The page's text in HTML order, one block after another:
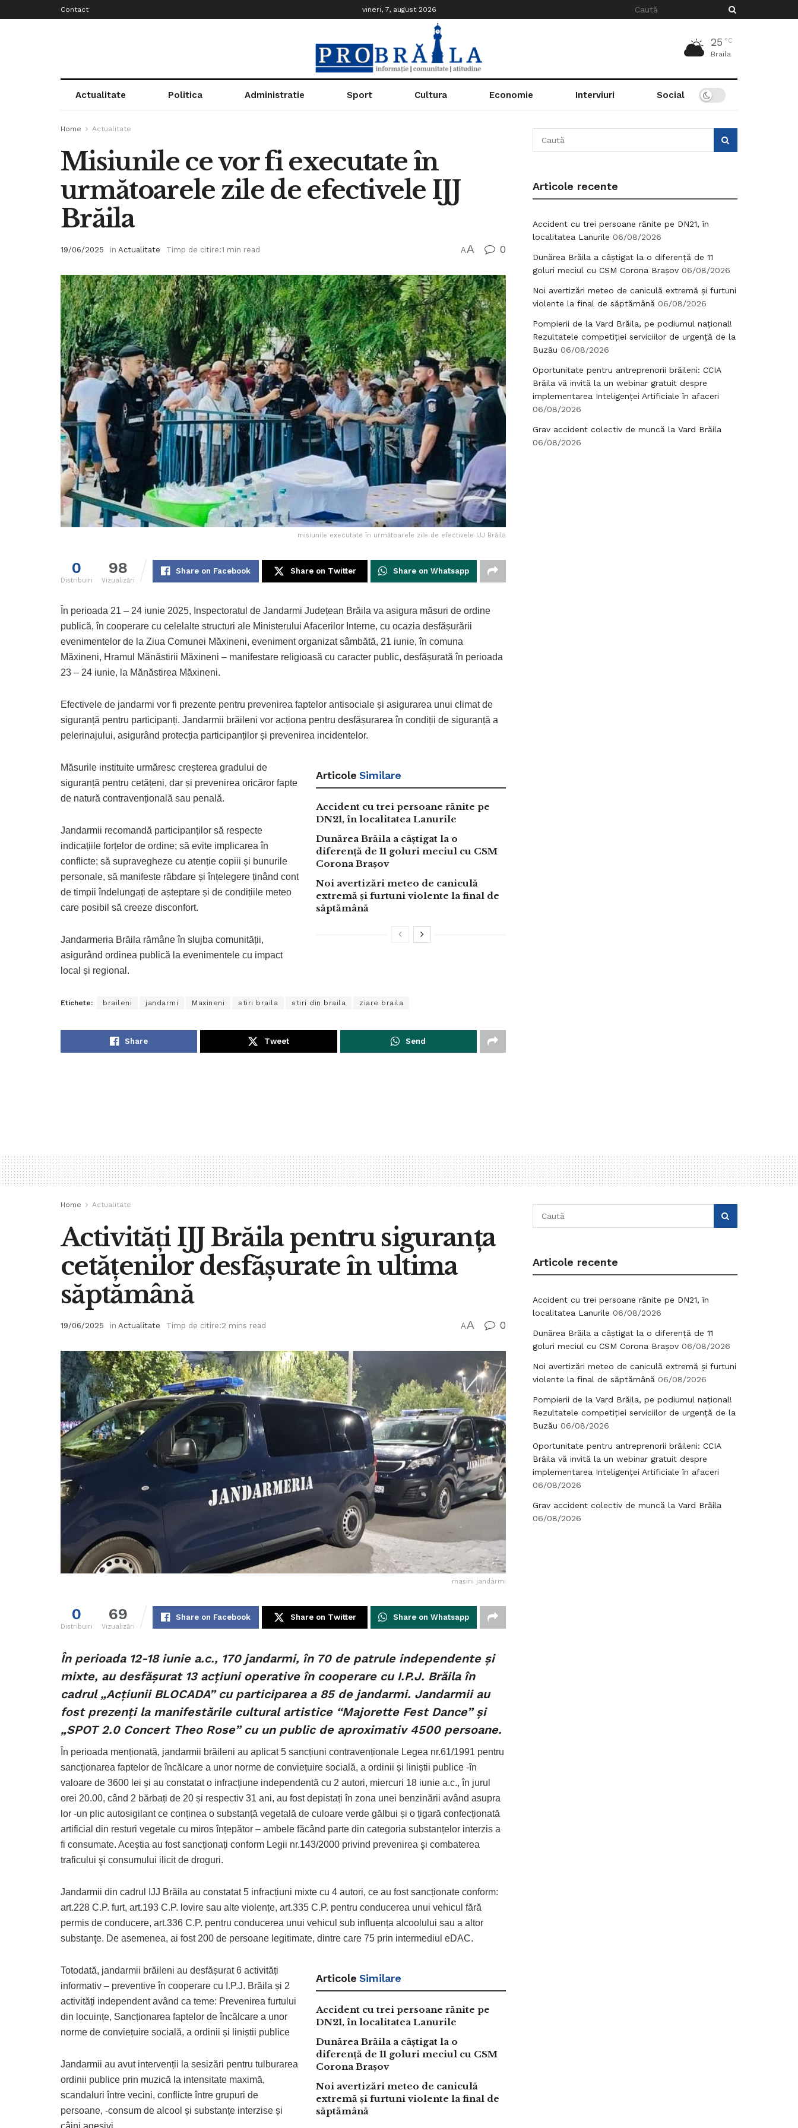
Contact vineri, 7, august 2026
25 °C
Braila
Actualitate Politica Administratie Sport Cultura Economie Interviuri Social
Home Actualitate
Misiunile ce vor fi executate în
următoarele zile de efectivele IJJ
Brăila
19/06/2025 in Actualitate Timp de citire:1 min read AA 0
misiunile executate în următoarele zile de efectivele IJJ Brăila
0
Distribuiri
98
Vizualizări
Share on Facebook Share on Twitter Share on Whatsapp
În perioada 21 – 24 iunie 2025, Inspectoratul de Jandarmi Județean Brăila va asigura măsuri de ordine
publică, în cooperare cu celelalte structuri ale Ministerului Afacerilor Interne, cu ocazia desfășurării
evenimentelor de la Ziua Comunei Măxineni, eveniment organizat sâmbătă, 21 iunie, în comuna
Măxineni, Hramul Mănăstirii Măxineni – manifestare religioasă cu caracter public, desfășurată în perioada
23 – 24 iunie, la Mănăstirea Măxineni.
Efectivele de jandarmi vor fi prezente pentru prevenirea faptelor antisociale și asigurarea unui climat de
siguranță pentru participanți. Jandarmii brăileni vor acționa pentru desfășurarea în condiții de siguranță a
pelerinajului, asigurând protecția participanților și prevenirea incidentelor.
Articole Similare
Accident cu trei persoane rănite pe
DN21, în localitatea Lanurile
Dunărea Brăila a câștigat la o
diferență de 11 goluri meciul cu CSM
Corona Brașov
Noi avertizări meteo de caniculă
extremă și furtuni violente la final de
săptămână
Măsurile instituite urmăresc creșterea gradului de
siguranță pentru cetățeni, dar și prevenirea oricăror fapte
de natură contravențională sau penală.
Jandarmii recomandă participanților să respecte
indicațiile forțelor de ordine; să evite implicarea în
conflicte; să supravegheze cu atenție copiii și bunurile
personale, să manifeste răbdare și înțelegere ținând cont
de timpii îndelungați de așteptare și de condițiile meteo
care posibil să creeze disconfort.
Jandarmeria Brăila rămâne în slujba comunității,
asigurând ordinea publică la evenimentele cu impact
local și regional.
Etichete: braileni jandarmi Maxineni stiri braila stiri din braila ziare braila
Share Tweet Send
Articole recente
Accident cu trei persoane rănite pe DN21, în
localitatea Lanurile 06/08/2026
Dunărea Brăila a câștigat la o diferență de 11
goluri meciul cu CSM Corona Brașov 06/08/2026
Noi avertizări meteo de caniculă extremă și furtuni
violente la final de săptămână 06/08/2026
Pompierii de la Vard Brăila, pe podiumul național!
Rezultatele competiției serviciilor de urgență de la
Buzău 06/08/2026
Oportunitate pentru antreprenorii brăileni: CCIA
Brăila vă invită la un webinar gratuit despre
implementarea Inteligenței Artificiale în afaceri
06/08/2026
Grav accident colectiv de muncă la Vard Brăila
06/08/2026
Home Actualitate
Activități IJJ Brăila pentru siguranța
cetățenilor desfășurate în ultima
săptămână
19/06/2025 in Actualitate Timp de citire:2 mins read AA 0
masini jandarmi
0
Distribuiri
69
Vizualizări
Share on Facebook Share on Twitter Share on Whatsapp
În perioada 12-18 iunie a.c., 170 jandarmi, în 70 de patrule independente și
mixte, au desfășurat 13 acțiuni operative în cooperare cu I.P.J. Brăila în
cadrul „Acțiunii BLOCADA” cu participarea a 85 de jandarmi. Jandarmii au
fost prezenți la manifestările cultural artistice “Majorette Fest Dance” și
„SPOT 2.0 Concert Theo Rose” cu un public de aproximativ 4500 persoane.
În perioada menționată, jandarmii brăileni au aplicat 5 sancțiuni contravenționale Legea nr.61/1991 pentru
sancționarea faptelor de încălcare a unor norme de conviețuire socială, a ordinii și liniștii publice -în
valoare de 3600 lei și au constatat o infracțiune independentă cu 2 autori, miercuri 18 iunie a.c., în jurul
orei 20.00, când 2 bărbați de 20 și respectiv 31 ani, au fost depistați în zona unei benzinării având asupra
lor -un plic autosigilant ce conținea o substanță vegetală de culoare verde gălbui și o țigară confecționată
artificial din resturi vegetale cu miros înțepător – ambele făcând parte din categoria substanțelor interzis a
fi consumate. Aceștia au fost sancționați conform Legii nr.143/2000 privind prevenirea şi combaterea
traficului şi consumului ilicit de droguri.
Jandarmii din cadrul IJJ Brăila au constatat 5 infracțiuni mixte cu 4 autori, ce au fost sancționate conform:
art.228 C.P. furt, art.193 C.P. lovire sau alte violențe, art.335 C.P. pentru conducerea unui vehicul fără
permis de conducere, art.336 C.P. pentru conducerea unui vehicul sub influența alcoolului sau a altor
substanţe. De asemenea, ai fost 200 de persoane legitimate, dintre care 75 prin intermediul eDAC.
Articole Similare
Accident cu trei persoane rănite pe
DN21, în localitatea Lanurile
Dunărea Brăila a câștigat la o
diferență de 11 goluri meciul cu CSM
Corona Brașov
Noi avertizări meteo de caniculă
extremă și furtuni violente la final de
săptămână
Totodată, jandarmii brăileni au desfășurat 6 activități
informativ – preventive în cooperare cu I.P.J. Brăila și 2
activități independent având ca teme: Prevenirea furtului
din locuințe, Sancționarea faptelor de încălcare a unor
norme de conviețuire socială, a ordinii și liniștii publice
Jandarmii au avut intervenții la sesizări pentru tulburarea
ordinii publice prin muzică la intensitate maximă,
scandaluri între vecini, conflicte între grupuri de
persoane, -consum de alcool și substanțe interzise și
câini agesivi.
Articole recente
Accident cu trei persoane rănite pe DN21, în
localitatea Lanurile 06/08/2026
Dunărea Brăila a câștigat la o diferență de 11
goluri meciul cu CSM Corona Brașov 06/08/2026
Noi avertizări meteo de caniculă extremă și furtuni
violente la final de săptămână 06/08/2026
Pompierii de la Vard Brăila, pe podiumul național!
Rezultatele competiției serviciilor de urgență de la
Buzău 06/08/2026
Oportunitate pentru antreprenorii brăileni: CCIA
Brăila vă invită la un webinar gratuit despre
implementarea Inteligenței Artificiale în afaceri
06/08/2026
Grav accident colectiv de muncă la Vard Brăila
06/08/2026